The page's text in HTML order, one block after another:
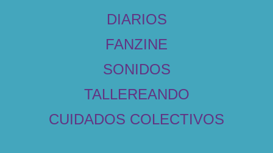
DIARIOS
FANZINE
SONIDOS
TALLEREANDO
CUIDADOS COLECTIVOS